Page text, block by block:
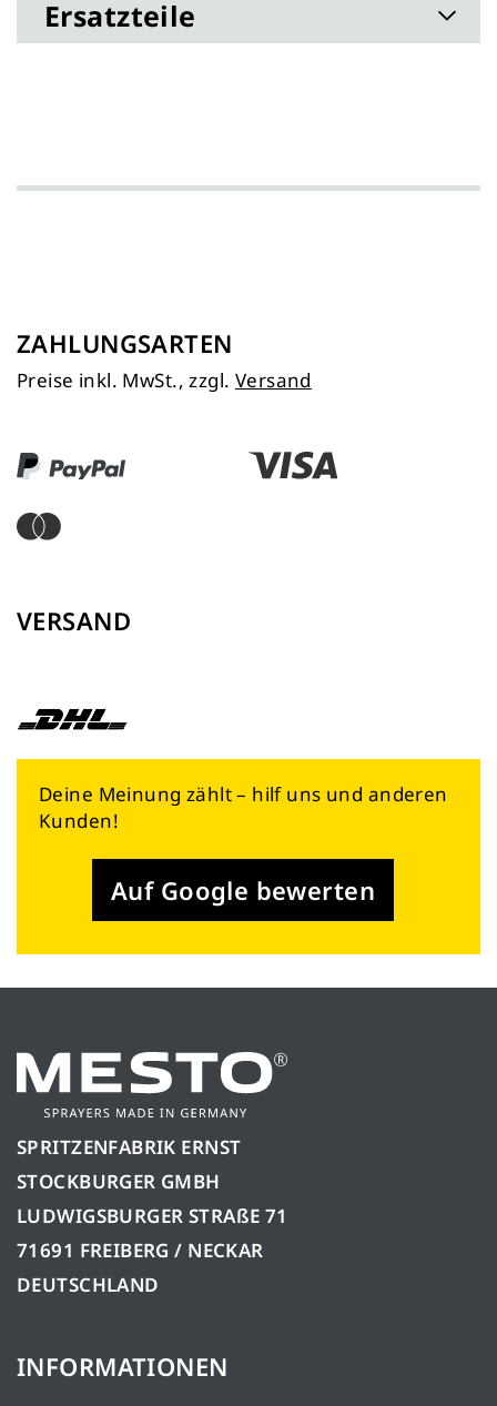
Ersatzteile
ZAHLUNGSARTEN
Preise inkl. MwSt., zzgl. Versand
VERSAND
Deine Meinung zählt – hilf uns und anderen
Kunden!
Auf Google bewerten
SPRITZENFABRIK ERNST
STOCKBURGER GMBH
LUDWIGSBURGER STRAßE 71
71691 FREIBERG / NECKAR
DEUTSCHLAND
INFORMATIONEN